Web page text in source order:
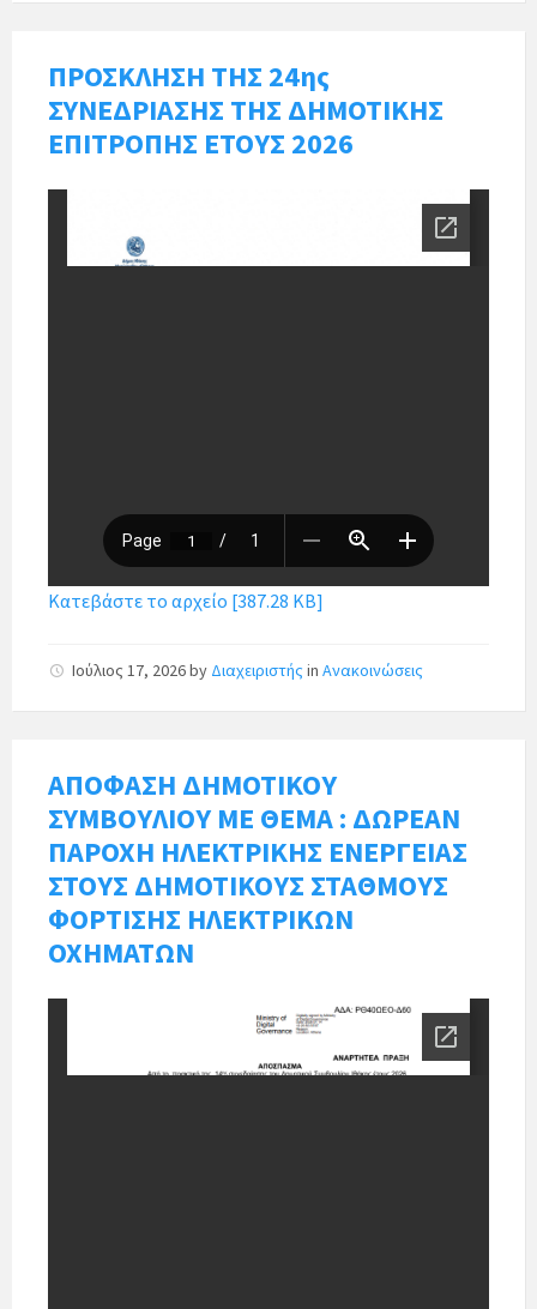
ΠΡΟΣΚΛΗΣΗ ΤΗΣ 24ης
ΣΥΝΕΔΡΙΑΣΗΣ ΤΗΣ ΔΗΜΟΤΙΚΗΣ
ΕΠΙΤΡΟΠΗΣ ΕΤΟΥΣ 2026
Κατεβάστε το αρχείο [387.28 KB]
Ιούλιος 17, 2026by Διαχειριστής in Ανακοινώσεις
ΑΠΟΦΑΣΗ ΔΗΜΟΤΙΚΟΥ
ΣΥΜΒΟΥΛΙΟΥ ΜΕ ΘΕΜΑ : ΔΩΡΕΑΝ
ΠΑΡΟΧΗ ΗΛΕΚΤΡΙΚΗΣ ΕΝΕΡΓΕΙΑΣ
ΣΤΟΥΣ ΔΗΜΟΤΙΚΟΥΣ ΣΤΑΘΜΟΥΣ
ΦΟΡΤΙΣΗΣ ΗΛΕΚΤΡΙΚΩΝ
ΟΧΗΜΑΤΩΝ